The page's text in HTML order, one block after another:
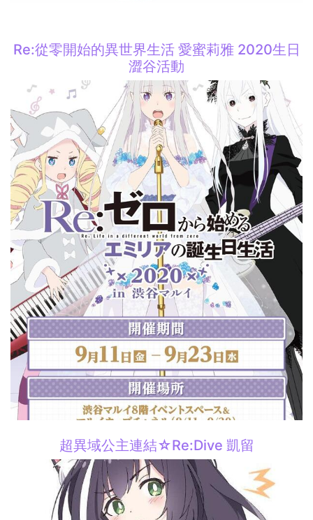
Re:從零開始的異世界生活 愛蜜莉雅 2020生日
澀谷活動
超異域公主連結☆Re:Dive 凱留